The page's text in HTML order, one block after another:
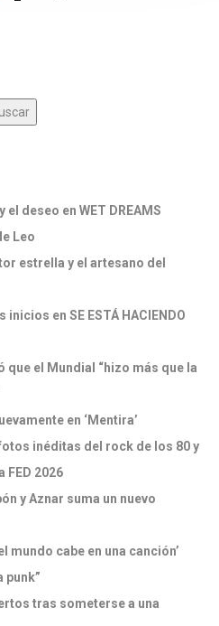
deseo en WET DREAMS
Leo
estrella y el artesano del
en SE ESTÁ HACIENDO
el Mundial “hizo más que la
en ‘Mentira’
inéditas del rock de los 80 y
FED 2026
y Aznar suma un nuevo
mundo cabe en una canción’
punk”
tras someterse a una